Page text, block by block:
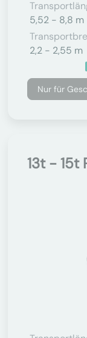
5,52 - 8,8 m
2,2 - 2,55 m
Nur für
13t - 15t